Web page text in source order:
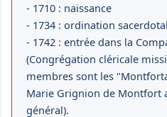
- 1710 : naissance
- 1734 : ordination
- 1742 : entrée dans la
(Congrégation cléricale
membres sont les
Marie Grignion de Montfort
général).